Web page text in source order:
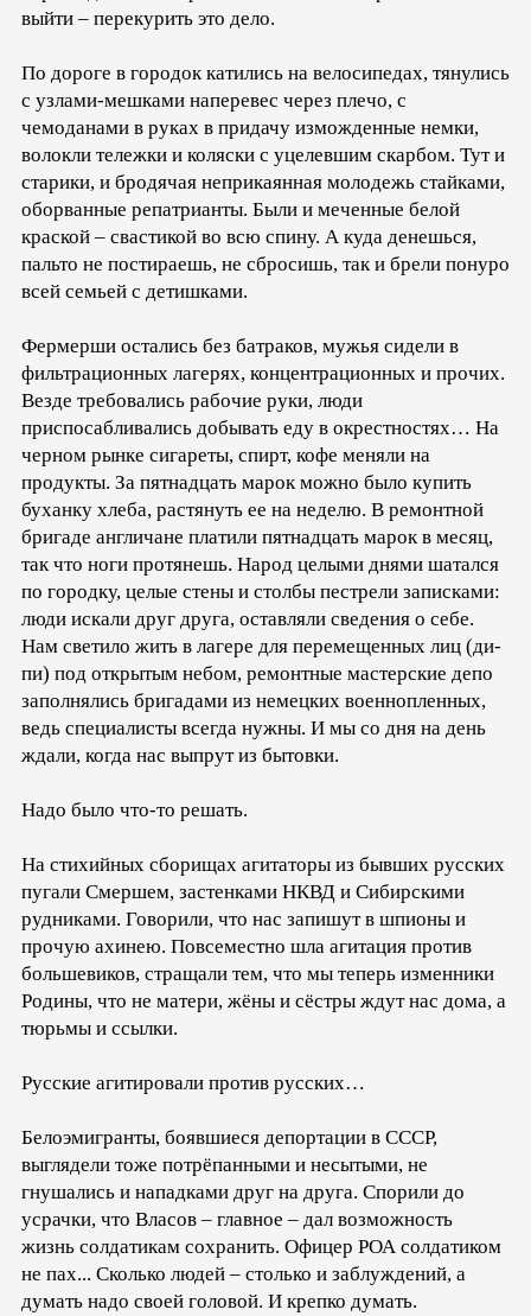
выйти – перекурить это дело.
По дороге в городок катились на велосипедах, тянулись
с узлами-мешками наперевес через плечо, с
чемоданами в руках в придачу изможденные немки,
волокли тележки и коляски с уцелевшим скарбом. Тут и
старики, и бродячая неприкаянная молодежь стайками,
оборванные репатрианты. Были и меченные белой
краской – свастикой во всю спину. А куда денешься,
пальто не постираешь, не сбросишь, так и брели понуро
всей семьей с детишками.
Фермерши остались без батраков, мужья сидели в
фильтрационных лагерях, концентрационных и прочих.
Везде требовались рабочие руки, люди
приспосабливались добывать еду в окрестностях… На
черном рынке сигареты, спирт, кофе меняли на
продукты. За пятнадцать марок можно было купить
буханку хлеба, растянуть ее на неделю. В ремонтной
бригаде англичане платили пятнадцать марок в месяц,
так что ноги протянешь. Народ целыми днями шатался
по городку, целые стены и столбы пестрели записками:
люди искали друг друга, оставляли сведения о себе.
Нам светило жить в лагере для перемещенных лиц (ди-
пи) под открытым небом, ремонтные мастерские депо
заполнялись бригадами из немецких военнопленных,
ведь специалисты всегда нужны. И мы со дня на день
ждали, когда нас выпрут из бытовки.
Надо было что-то решать.
На стихийных сборищах агитаторы из бывших русских
пугали Смершем, застенками НКВД и Сибирскими
рудниками. Говорили, что нас запишут в шпионы и
прочую ахинею. Повсеместно шла агитация против
большевиков, стращали тем, что мы теперь изменники
Родины, что не матери, жёны и сёстры ждут нас дома, а
тюрьмы и ссылки.
Русские агитировали против русских…
Белоэмигранты, боявшиеся депортации в СССР,
выглядели тоже потрёпанными и несытыми, не
гнушались и нападками друг на друга. Спорили до
усрачки, что Власов – главное – дал возможность
жизнь солдатикам сохранить. Офицер РОА солдатиком
не пах... Сколько людей – столько и заблуждений, а
думать надо своей головой. И крепко думать.